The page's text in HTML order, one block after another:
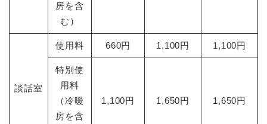
房を含
む）
談話室
使用料 660円 1,100円 1,100円
特別使
用料
（冷暖
房を含
1,100円 1,650円 1,650円